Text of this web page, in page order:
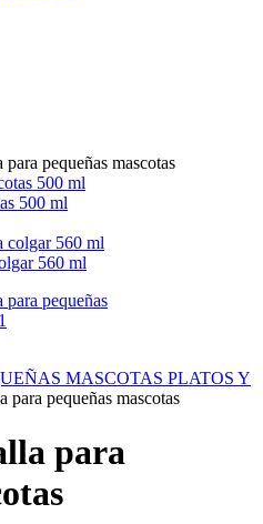
pequeñas mascotas
500 ml
560 ml
MASCOTAS PLATOS Y
para pequeñas mascotas
para